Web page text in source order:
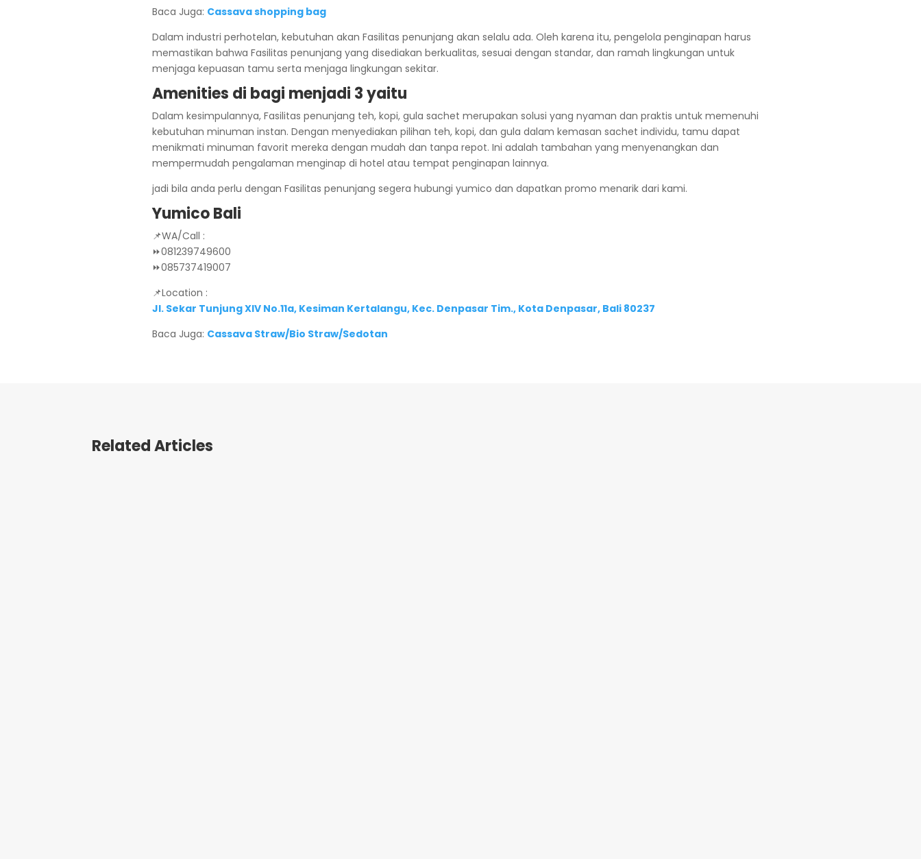
Baca Juga: Cassava shopping bag
Dalam industri perhotelan, kebutuhan akan Fasilitas penunjang akan selalu ada. Oleh karena itu, pengelola penginapan harus
memastikan bahwa Fasilitas penunjang yang disediakan berkualitas, sesuai dengan standar, dan ramah lingkungan untuk
menjaga kepuasan tamu serta menjaga lingkungan sekitar.
Amenities di bagi menjadi 3 yaitu
Dalam kesimpulannya, Fasilitas penunjang teh, kopi, gula sachet merupakan solusi yang nyaman dan praktis untuk memenuhi
kebutuhan minuman instan. Dengan menyediakan pilihan teh, kopi, dan gula dalam kemasan sachet individu, tamu dapat
menikmati minuman favorit mereka dengan mudah dan tanpa repot. Ini adalah tambahan yang menyenangkan dan
mempermudah pengalaman menginap di hotel atau tempat penginapan lainnya.
jadi bila anda perlu dengan Fasilitas penunjang segera hubungi yumico dan dapatkan promo menarik dari kami.
Yumico Bali
📌WA/Call :
⏩081239749600
⏩085737419007
📌Location :
Jl. Sekar Tunjung XIV No.11a, Kesiman Kertalangu, Kec. Denpasar Tim., Kota Denpasar, Bali 80237
Baca Juga: Cassava Straw/Bio Straw/Sedotan
Related Articles